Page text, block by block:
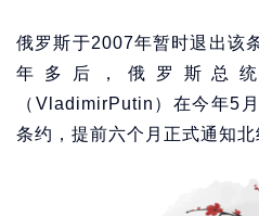
俄罗斯于2007年暂时退出该
年多后，俄罗斯总
（VladimirPutin）在今年5
条约，提前六个月正式通知北